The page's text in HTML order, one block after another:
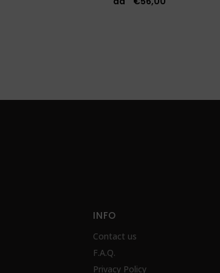
INFO
Contact us
F.A.Q.
Privacy Policy